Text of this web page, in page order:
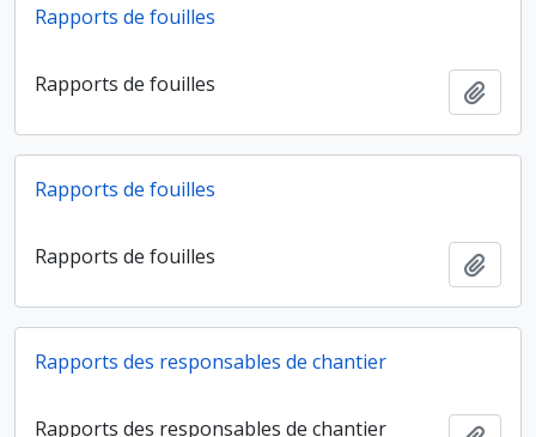
Rapports de fouilles
Rapports de fouilles
Rapports de fouilles
Rapports de fouilles
Rapports des responsables de chantier
Rapports des responsables de chantier